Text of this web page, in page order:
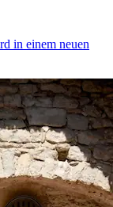
in einem neuen